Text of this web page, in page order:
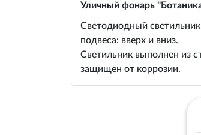
Уличный фонарь
Светодиодный
подвеса: вверх и вниз.
Светильник выполнен из
защищен от коррозии.